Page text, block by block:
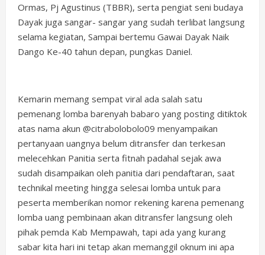
Ormas, Pj Agustinus (TBBR), serta pengiat seni budaya
Dayak juga sangar- sangar yang sudah terlibat langsung
selama kegiatan, Sampai bertemu Gawai Dayak Naik
Dango Ke-40 tahun depan, pungkas Daniel.
Kemarin memang sempat viral ada salah satu
pemenang lomba barenyah babaro yang posting ditiktok
atas nama akun @citrabolobolo09 menyampaikan
pertanyaan uangnya belum ditransfer dan terkesan
melecehkan Panitia serta fitnah padahal sejak awa
sudah disampaikan oleh panitia dari pendaftaran, saat
technikal meeting hingga selesai lomba untuk para
peserta memberikan nomor rekening karena pemenang
lomba uang pembinaan akan ditransfer langsung oleh
pihak pemda Kab Mempawah, tapi ada yang kurang
sabar kita hari ini tetap akan memanggil oknum ini apa